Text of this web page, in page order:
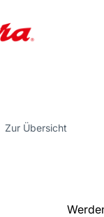
Zur Übersicht